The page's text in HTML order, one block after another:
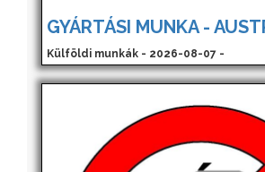
GYÁRTÁSI MUNKA -
Külföldi munkák - 2026-08-07 -